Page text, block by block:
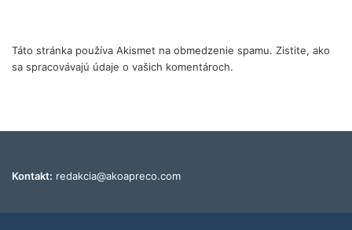
Táto stránka používa Akismet na obmedzenie spamu. Zistite, ako
sa spracovávajú údaje o vašich komentároch.
Kontakt: redakcia@akoapreco.com